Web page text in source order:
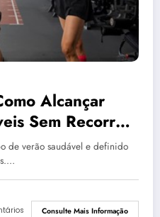
Alcançar
Sem Recorrer
de verão saudável e definido
Consulte Mais Informação